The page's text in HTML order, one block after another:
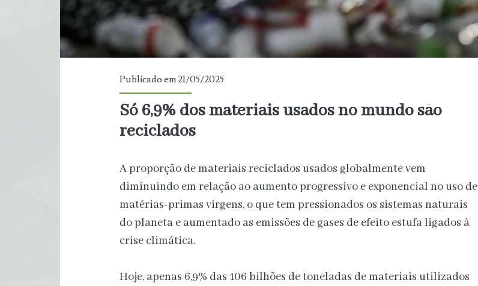
Publicado em 21/05/2025
Só 6,9% dos materiais usados no mundo são
reciclados
A proporção de materiais reciclados usados globalmente vem
diminuindo em relação ao aumento progressivo e exponencial no uso de
matérias-primas virgens, o que tem pressionados os sistemas naturais
do planeta e aumentado as emissões de gases de efeito estufa ligados à
crise climática.
Hoje, apenas 6,9% das 106 bilhões de toneladas de materiais utilizados